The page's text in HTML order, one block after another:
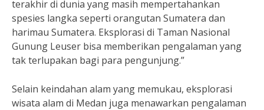
terakhir di dunia yang masih mempertahankan
spesies langka seperti orangutan Sumatera dan
harimau Sumatera. Eksplorasi di Taman Nasional
Gunung Leuser bisa memberikan pengalaman yang
tak terlupakan bagi para pengunjung.”
Selain keindahan alam yang memukau, eksplorasi
wisata alam di Medan juga menawarkan pengalaman